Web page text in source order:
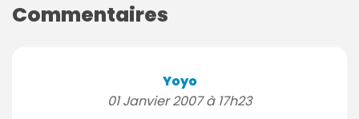
Commentaires
Yoyo
01 Janvier 2007 à 17h23